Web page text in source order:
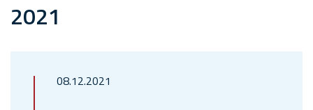
2021
08.12.2021